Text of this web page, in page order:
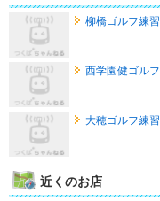
柳橋ゴルフ練
西学園健ゴル
大穂ゴルフ練
近くのお店